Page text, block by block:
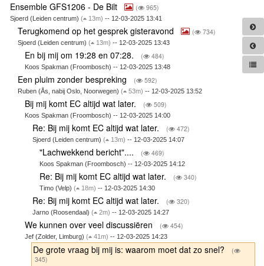
Ensemble GFS1206 - De Bilt ( 965)
Sjoerd (Leiden centrum) ( 13m) -- 12-03-2025 13:41
Terugkomend op het gesprek gisteravond ( 734)
Sjoerd (Leiden centrum) ( 13m) -- 12-03-2025 13:43
En bij mij om 19:28 en 07:28. ( 484)
Koos Spakman (Froombosch) -- 12-03-2025 13:48
Een pluim zonder bespreking ( 592)
Ruben (Ås, nabij Oslo, Noorwegen) ( 53m) -- 12-03-2025 13:52
Bij mij komt EC altijd wat later. ( 509)
Koos Spakman (Froombosch) -- 12-03-2025 14:00
Re: Bij mij komt EC altijd wat later. ( 472)
Sjoerd (Leiden centrum) ( 13m) -- 12-03-2025 14:07
"Lachwekkend bericht".... ( 469)
Koos Spakman (Froombosch) -- 12-03-2025 14:12
Re: Bij mij komt EC altijd wat later. ( 340)
Timo (Velp)( 18m) -- 12-03-2025 14:30
Re: Bij mij komt EC altijd wat later. ( 320)
Jarno (Roosendaal) ( 2m) -- 12-03-2025 14:27
We kunnen over veel discussiëren ( 454)
Jef (Zolder, Limburg)( 41m) -- 12-03-2025 14:23
De grote vraag bij mij is: waarom moet dat zo snel?
(
345)